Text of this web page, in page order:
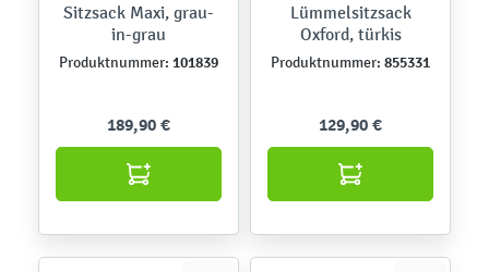
Sitzsack Maxi, grau-
in-grau
Produktnummer: 101839
189,90 €
Lümmelsitzsack
Oxford, türkis
Produktnummer: 855331
129,90 €